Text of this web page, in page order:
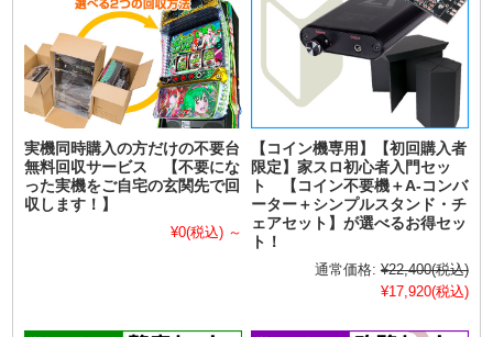
実機同時購入の方だけの不要台
無料回収サービス 【不要にな
った実機をご自宅の玄関先で回
収します！】
¥0(税込) ～
【コイン機専用】【初回購入者
限定】家スロ初心者入門セッ
ト 【コイン不要機＋A-コンバ
ーター＋シンプルスタンド・チ
ェアセット】が選べるお得セッ
ト！
通常価格: ¥22,400(税込)
¥17,920(税込)